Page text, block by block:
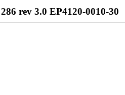
rev 3.0 EP4120-0010-30